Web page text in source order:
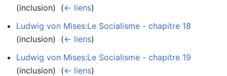
(inclusion) ‎ (← liens)
Ludwig von Mises:Le Socialisme - chapitre 18
(inclusion) ‎ (← liens)
Ludwig von Mises:Le Socialisme - chapitre 19
(inclusion) ‎ (← liens)